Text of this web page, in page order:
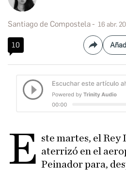
Santiago de Compostela 16 abr.
10
E ste martes, el Rey
aterrizó en el
Peinador para,